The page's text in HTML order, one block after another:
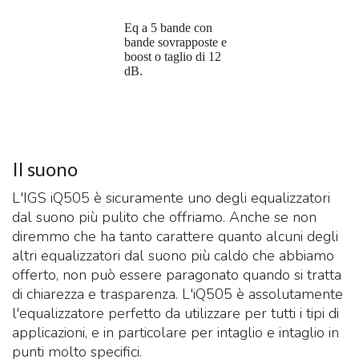
Eq a 5 bande con
bande sovrapposte e
boost o taglio di 12
dB.
Il suono
L'IGS iQ505 è sicuramente uno degli equalizzatori
dal suono più pulito che offriamo. Anche se non
diremmo che ha tanto carattere quanto alcuni degli
altri equalizzatori dal suono più caldo che abbiamo
offerto, non può essere paragonato quando si tratta
di chiarezza e trasparenza. L'iQ505 è assolutamente
l'equalizzatore perfetto da utilizzare per tutti i tipi di
applicazioni, e in particolare per intaglio e intaglio in
punti molto specifici.